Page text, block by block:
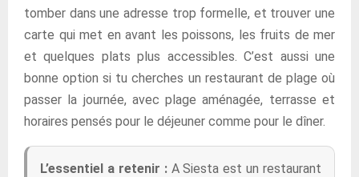
tomber dans une adresse trop formelle, et trouver une
carte qui met en avant les poissons, les fruits de mer
et quelques plats plus accessibles. C’est aussi une
bonne option si tu cherches un restaurant de plage où
passer la journée, avec plage aménagée, terrasse et
horaires pensés pour le déjeuner comme pour le dîner.
L’essentiel a retenir :A Siesta est un restaurant